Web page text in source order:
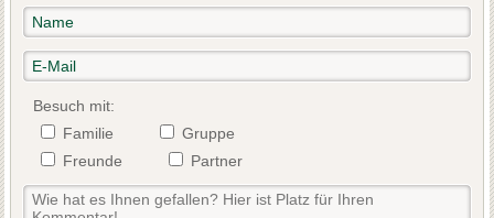
Besuch mit:
Familie
Gruppe
Freunde
Partner